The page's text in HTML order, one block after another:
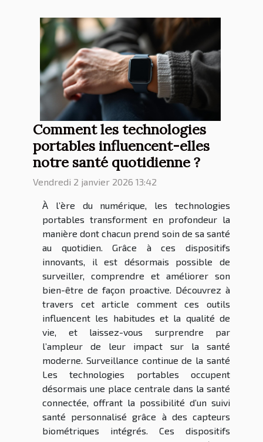
Comment les technologies
portables influencent-elles
notre santé quotidienne ?
Vendredi 2 janvier 2026 13:42
À l’ère du numérique, les technologies
portables transforment en profondeur la
manière dont chacun prend soin de sa santé
au quotidien. Grâce à ces dispositifs
innovants, il est désormais possible de
surveiller, comprendre et améliorer son
bien-être de façon proactive. Découvrez à
travers cet article comment ces outils
influencent les habitudes et la qualité de
vie, et laissez-vous surprendre par
l’ampleur de leur impact sur la santé
moderne. Surveillance continue de la santé
Les technologies portables occupent
désormais une place centrale dans la santé
connectée, offrant la possibilité d’un suivi
santé personnalisé grâce à des capteurs
biométriques intégrés. Ces dispositifs